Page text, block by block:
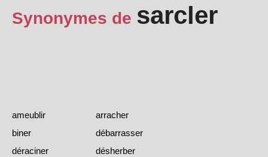
Synonymes de sarcler
ameublir
arracher
biner
débarrasser
déraciner
désherber